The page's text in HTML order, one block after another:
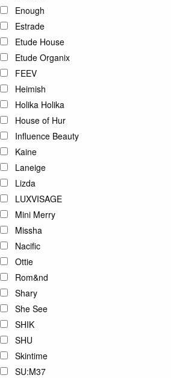
Enough
Estrade
Etude House
Etude Organix
FEEV
Heimish
Holika Holika
House of Hur
Influence Beauty
Kaine
Laneige
Lizda
LUXVISAGE
Mini Merry
Missha
Nacific
Ottie
Rom&nd
Shary
She See
SHIK
SHU
Skintime
SU:M37